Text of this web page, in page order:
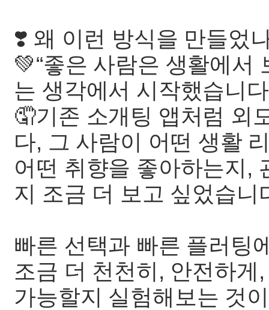
❣️ 왜 이런 방식을 만들었
💚“좋은 사람은 생활에서
는 생각에서 시작했습니
🤦기존 소개팅 앱처럼 외
다, 그 사람이 어떤 생활
어떤 취향을 좋아하는지,
지 조금 더 보고 싶었습니
빠른 선택과 빠른 플러팅
조금 더 천천히, 안전하
가능할지 실험해보는 것